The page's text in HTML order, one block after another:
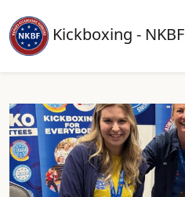
Kickboxing - NKBF